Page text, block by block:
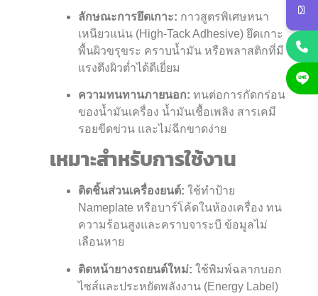
ลักษณะการยึดเกาะ: กาวสูตรพิเศษหนา
เหนียวแน่น (High-Tack Adhesive) ยึดเกาะ
พื้นผิวขรุขระ คราบน้ำมัน หรือพลาสติกที่มี
แรงตึงผิวต่ำได้ดีเยี่ยม
ความทนทานภายนอก: ทนต่อการกัดกร่อน
ของน้ำมันเครื่อง น้ำมันเชื้อเพลิง สารเคมี
รอยขีดข่วน และไม่ฉีกขาดง่าย
เหมาะสำหรับการใช้งาน
ติดชิ้นส่วนเครื่องยนต์: ใช้ทำป้าย
Nameplate หรือบาร์โค้ดในห้องเครื่อง ทน
ความร้อนสูงและคราบจาระบี ข้อมูลไม่
เลือนหาย
ติดหน้ายางรถยนต์ใหม่: ใช้พิมพ์ฉลากบอก
ไซส์และประหยัดพลังงาน (Energy Label)